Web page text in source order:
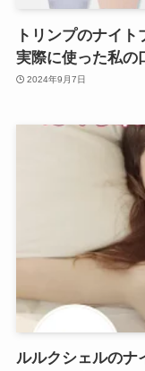
トリンプのナイ
実際に使った私の
2024年9月7日
ルルクシェルのナ